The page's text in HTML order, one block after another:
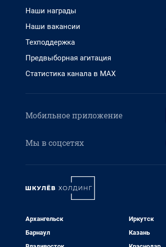
Наши награды
Наши вакансии
Техподдержка
Предвыборная агитация
Статистика канала в MAX
Мобильное приложение
Мы в соцсетях
Архангельск
Барнаул
Иркутск
Казань